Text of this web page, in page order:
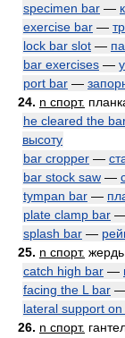
specimen bar —
exercise bar —
lock bar slot —
bar exercises —
port bar —
24. n спорт.
he cleared the
высоту
bar cropper —
bar stock saw —
tympan bar —
plate clamp bar
splash bar —
25. n спорт. жердь
catch high bar —
facing the L bar
lateral support
26. n спорт.